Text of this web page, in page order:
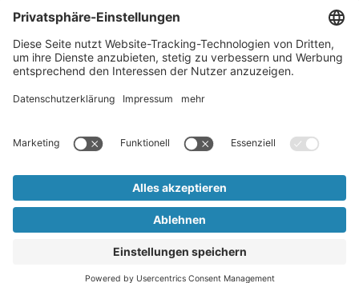
RECHTLICHES
Impressum
Datenschutz
Copyright 2021 | All Rights Reserved by TUBEX |Impressum|
Allgemeine Einkaufsbedingungen
für Lieferanten|Verhaltenskodex